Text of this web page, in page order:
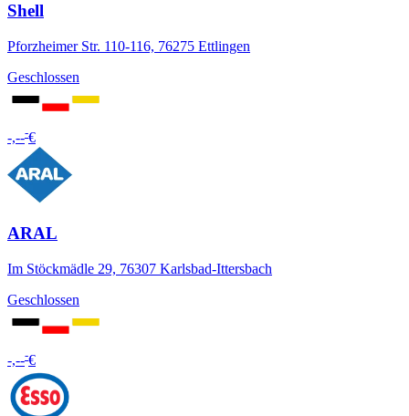
Shell
Pforzheimer Str. 110-116, 76275 Ettlingen
Geschlossen
-,---€
ARAL
Im Stöckmädle 29, 76307 Karlsbad-Ittersbach
Geschlossen
-,---€